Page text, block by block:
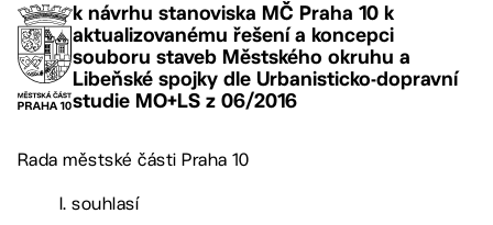
k návrhu stanoviska MČ Praha 10 k
aktualizovanému řešení a koncepci
souboru staveb Městského okruhu a
Libeňské spojky dle Urbanisticko-dopravní
studie MO+LS z 06/2016
Rada městské části Praha 10
I. souhlasí